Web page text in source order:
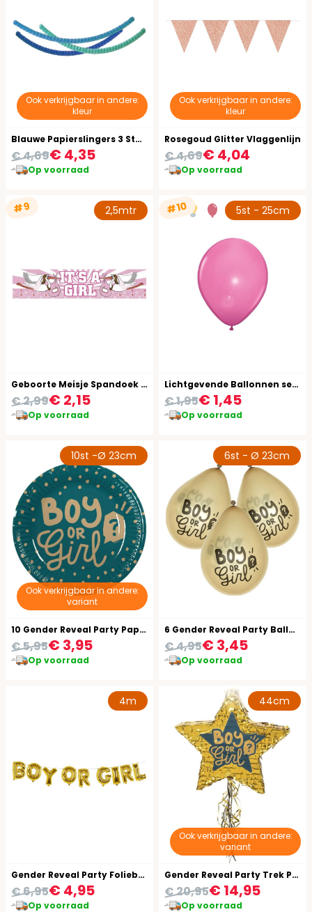
Ook verkrijgbaar in andere:
kleur
Blauwe Papierslingers 3 Stuks
€ 4,35
€ 4,69
Op voorraad
Ook verkrijgbaar in andere:
kleur
Rosegoud Glitter Vlaggenlijn
€ 4,04
€ 4,69
Op voorraad
#9 2,5mtr
Geboorte Meisje Spandoek Its A Girl
€ 2,15
€ 2,99
Op voorraad
#10 5st - 25cm
Lichtgevende Ballonnen set Roze Led
€ 1,45
€ 1,95
Op voorraad
Ook verkrijgbaar in andere:
variant
10st -Ø 23cm
10 Gender Reveal Party Papieren Bordjes
€ 3,95
€ 5,95
Op voorraad
6st - Ø 23cm
6 Gender Reveal Party Ballonnen
€ 3,45
€ 4,95
Op voorraad
4m
Gender Reveal Party Folieballon Slinger
€ 4,95
€ 6,95
Op voorraad
Ook verkrijgbaar in andere:
variant
44cm
Gender Reveal Party Trek Pinata
€ 14,95
€ 20,95
Op voorraad